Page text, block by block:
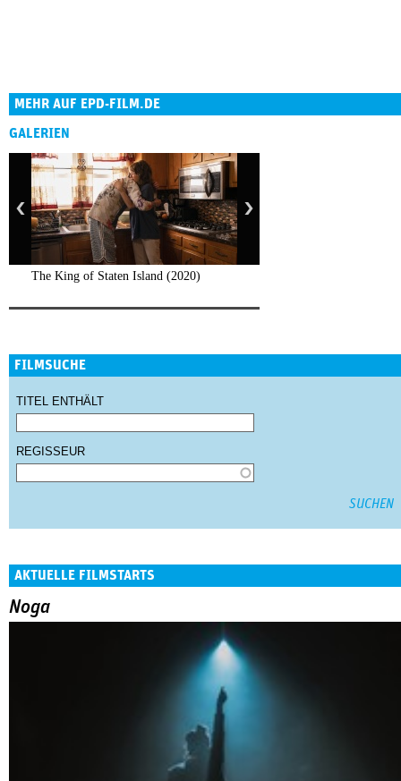
MEHR AUF EPD-FILM.DE
GALERIEN
The King of Staten Island (2020)
FILMSUCHE
TITEL ENTHÄLT
REGISSEUR
AKTUELLE FILMSTARTS
Noga